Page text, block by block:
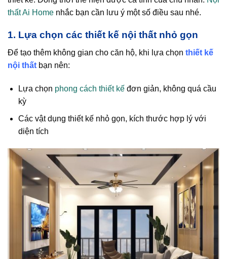
thất Ai Home nhắc bạn cần lưu ý một số điều sau nhé.
1. Lựa chọn các thiết kế nội thất nhỏ gọn
Để tạo thêm không gian cho căn hộ, khi lựa chọn thiết kế
nội thất bạn nên:
Lựa chọn phong cách thiết kếđơn giản, không quá cầu
kỳ
Các vật dụng thiết kế nhỏ gọn, kích thước hợp lý với
diện tích